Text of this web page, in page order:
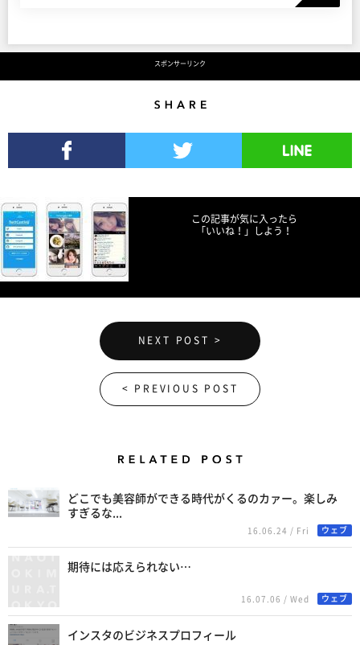
スポンサーリンク
この記事が気に入ったら
「いいね！」しよう！
NEXT POST >
< PREVIOUS POST
どこでも美容師ができる時代がくるのカァー。楽しみ
すぎるな...
16.06.24 / Fri ウェブ
期待には応えられない…
16.07.06 / Wed ウェブ
インスタのビジネスプロフィール